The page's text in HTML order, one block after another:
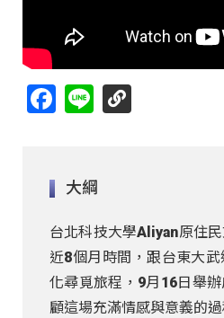
Facebook
Line
大綱
台北科技大學Aliyan原住
近8個月時間，跟台東大
化尋覓旅程，9月16日舉
顧這場充滿情感與意義的過